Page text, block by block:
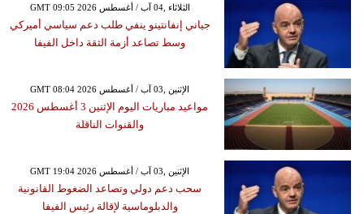
GMT 09:05 2026 الثلاثاء ,04 آب / أغسطس
جياني إنفانتينو ينفي طلب دعم سياسي أميركي
وسط تصاعد أزمة الثقة داخل الفيفا
GMT 08:04 2026 الإثنين ,03 آب / أغسطس
مواعيد مباريات اليوم الإثنين 3 أغسطس 2026
والقنوات الناقلة
GMT 19:04 2026 الإثنين ,03 آب / أغسطس
سحب دعم دولي وتصاعد الضغوط القانونية
والدبلوماسية لإقالة رئيس الفيفا